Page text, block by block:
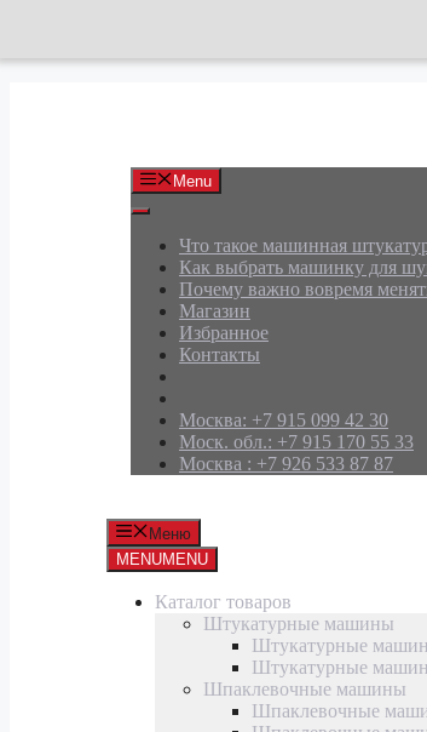
Menu
Что такое машинная
Как выбрать машинку для
Почему важно вовремя
Магазин
Избранное
Контакты
Москва: +7 915 099 42 30
Моск. обл.: +7 915 170 55 33
Москва : +7 926 533 87 87
Меню
MENUMENU
Каталог товаров
Штукатурные машины
Штукатурные
Штукатурные
Шпаклевочные машины
Шпаклевочные